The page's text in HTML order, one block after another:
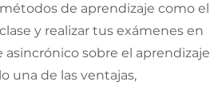
de aprendizaje como el
y realizar tus exámenes en
sobre el aprendizaje
una de las ventajas,